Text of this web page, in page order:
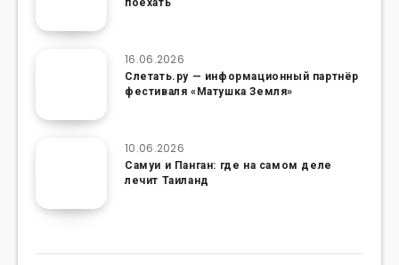
поехать
16.06.2026
Слетать.ру — информационный партнёр
фестиваля «Матушка Земля»
10.06.2026
Самуи и Панган: где на самом деле
лечит Таиланд